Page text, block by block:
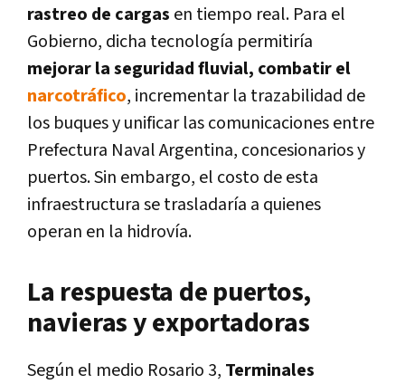
rastreo de cargas en tiempo real. Para el
Gobierno, dicha tecnología permitiría
mejorar la seguridad fluvial, combatir el
narcotráfico, incrementar la trazabilidad de
los buques y unificar las comunicaciones entre
Prefectura Naval Argentina, concesionarios y
puertos. Sin embargo, el costo de esta
infraestructura se trasladaría a quienes
operan en la hidrovía.
La respuesta de puertos,
navieras y exportadoras
Según el medio Rosario 3, Terminales